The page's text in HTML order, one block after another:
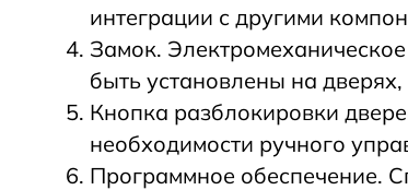
интеграции с другими
Замок.
быть установлены на
Кнопка разблокировки
необходимости ручного
Программное обеспечение.